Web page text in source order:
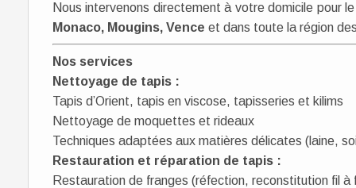
Nous intervenons directement à votre domicile pour
Monaco, Mougins, Vence et dans toute la région
Nos services
Nettoyage de tapis :
Tapis d’Orient, tapis en viscose, tapisseries et kilims
Nettoyage de moquettes et rideaux
Techniques adaptées aux matières délicates (laine,
Restauration et réparation de tapis :
Restauration de franges (réfection, reconstitution fil à